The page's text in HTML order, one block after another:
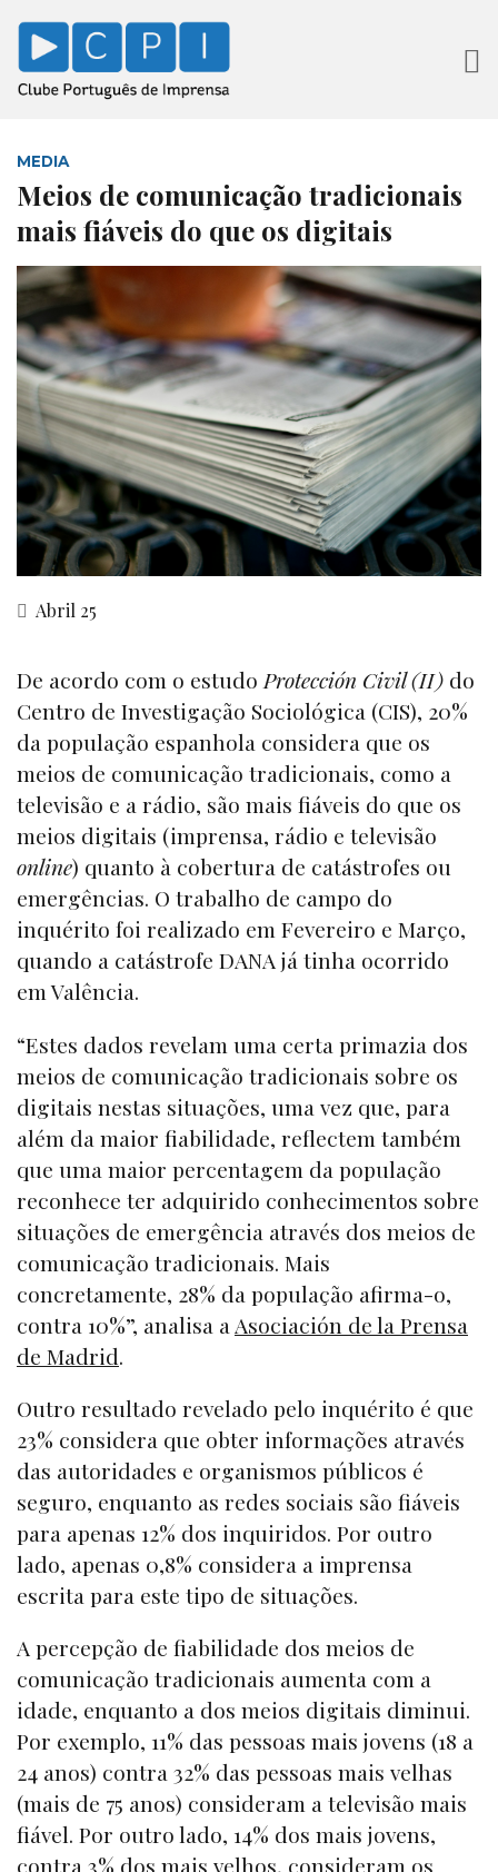
MEDIA
Meios de comunicação tradicionais
mais fiáveis do que os digitais
Abril 25
De acordo com o estudoProtección Civil (II) do
Centro de Investigação Sociológica (CIS), 20%
da população espanhola considera que os
meios de comunicação tradicionais, como a
televisão e a rádio, são mais fiáveis do que os
meios digitais (imprensa, rádio e televisão
online) quanto à cobertura de catástrofes ou
emergências. O trabalho de campo do
inquérito foi realizado em Fevereiro e Março,
quando a catástrofe DANA já tinha ocorrido
em Valência.
“Estes dados revelam uma certa primazia dos
meios de comunicação tradicionais sobre os
digitais nestas situações, uma vez que, para
além da maior fiabilidade, reflectem também
que uma maior percentagem da população
reconhece ter adquirido conhecimentos sobre
situações de emergência através dos meios de
comunicação tradicionais. Mais
concretamente, 28% da população afirma-o,
contra 10%”, analisa a Asociación de la Prensa
de Madrid.
Outro resultado revelado pelo inquérito é que
23% considera que obter informações através
das autoridades e organismos públicos é
seguro, enquanto as redes sociais são fiáveis
para apenas 12% dos inquiridos. Por outro
lado, apenas 0,8% considera a imprensa
escrita para este tipo de situações.
A percepção de fiabilidade dos meios de
comunicação tradicionais aumenta com a
idade, enquanto a dos meios digitais diminui.
Por exemplo, 11% das pessoas mais jovens (18 a
24 anos) contra 32% das pessoas mais velhas
(mais de 75 anos) consideram a televisão mais
fiável. Por outro lado, 14% dos mais jovens,
contra 3% dos mais velhos, consideram os